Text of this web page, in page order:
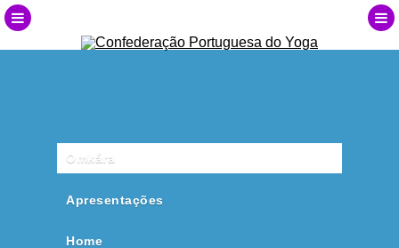
Omkára
Apresentações
Home